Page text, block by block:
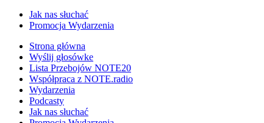
Jak nas słuchać
Promocja Wydarzenia
Strona główna
Wyślij głosówke
Lista Przebojów NOTE20
Współpraca z NOTE.radio
Wydarzenia
Podcasty
Jak nas słuchać